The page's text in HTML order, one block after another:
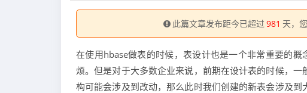
此篇文章发布距今已超过 981 天，
在使用hbase做表的时候，表设计也是一个非常重要的
烦。但是对于大多数企业来说，前期在设计表的时候，
构可能会涉及到改动，那么此时我们创建的新表会涉及